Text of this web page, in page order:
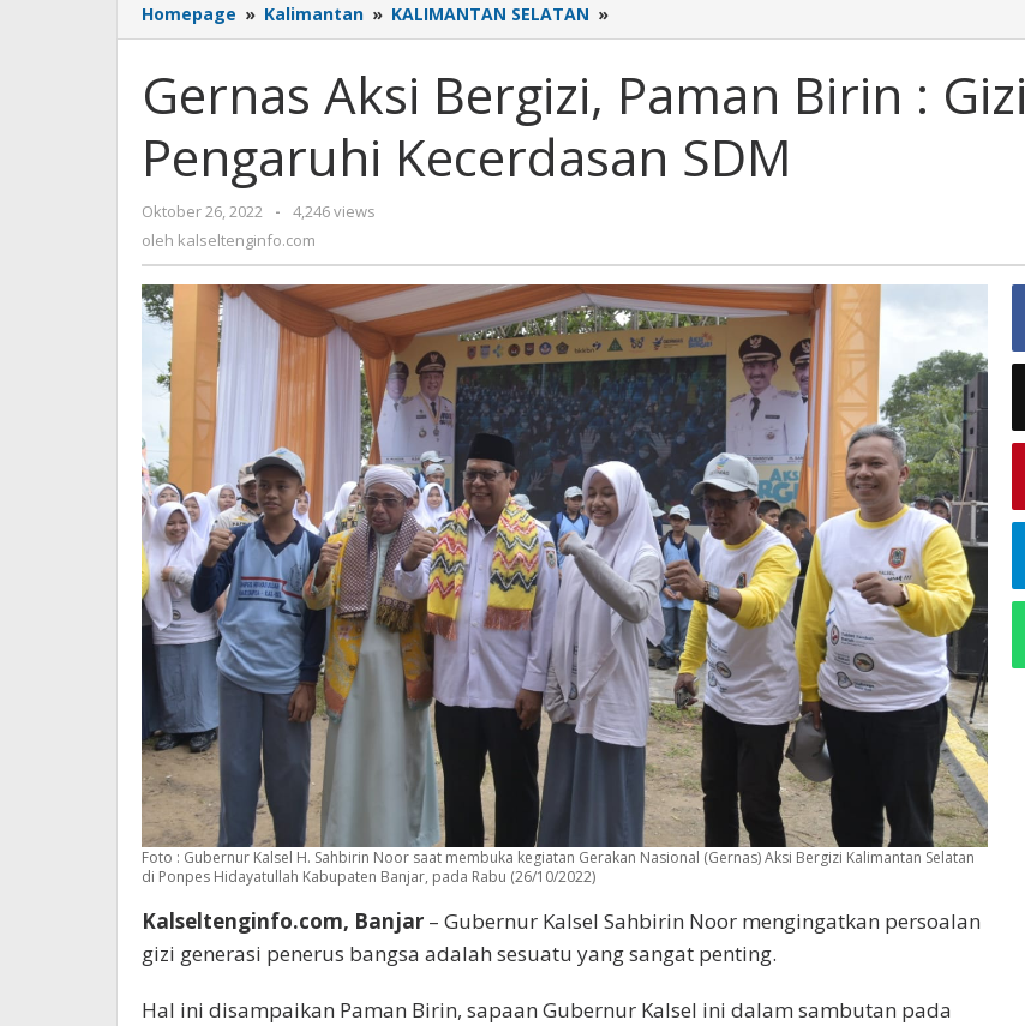
Homepage » Kalimantan » KALIMANTAN SELATAN »
Aksi
Paman
Birin
Gizi
Gernas Aksi Bergizi, Paman Birin : Gizi
Pengaruhi Kecerdasan SDM
Oktober 26, 2022
oleh
kalseltenginfo.com
-
4,246 views
oleh kalseltenginfo.com
Foto : Gubernur Kalsel H. Sahbirin Noor saat membuka kegiatan Gerakan Nasional (Gernas) Aksi Bergizi Kalimantan Selatan
di Ponpes Hidayatullah Kabupaten Banjar, pada Rabu (26/10/2022)
Kalseltenginfo.com, Banjar – Gubernur Kalsel Sahbirin Noor mengingatkan persoalan
gizi generasi penerus bangsa adalah sesuatu yang sangat penting.
Hal ini disampaikan Paman Birin, sapaan Gubernur Kalsel ini dalam sambutan pada